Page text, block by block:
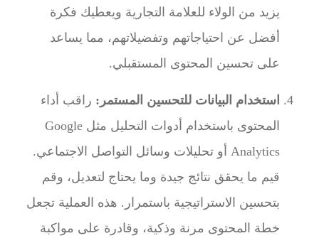
يزيد من الولاء للعلامة التجارية ويعطيك فكرة
أفضل عن احتياجاتهم وتفضيلاتهم، مما يساعد
على تحسين المحتوى المستقبلي.
استخدام البيانات للتحسين المستمر: راقب أداء
المحتوى باستخدام أدوات التحليل مثل Google
Analytics أو تحليلات وسائل التواصل الاجتماعي.
قيم ما يحقق نتائج جيدة وما يحتاج لتعديل، وقم
بتحسين الاستراتيجية باستمرار. هذه العملية تجعل
خطة المحتوى مرنة وذكية، وقادرة على مواكبة